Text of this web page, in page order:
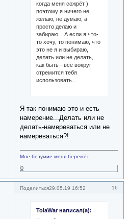
когда меня сожрёт )
поэтому я ничего не
желаю, не думаю, а
просто делаю и
забираю... А если я что-
то хочу, то понимаю, что
это не я и выбираю,
делать или не делать,
как быть - всё вокруг
стремится тебя
использовать...
Я так понимаю это и есть
намерение...Делать или не
делать-намереваться или не
намереваться?!
Моё безумие меня бережёт...
0
Поделиться 16
29.05.19 16:52
TolaWar написал(а):